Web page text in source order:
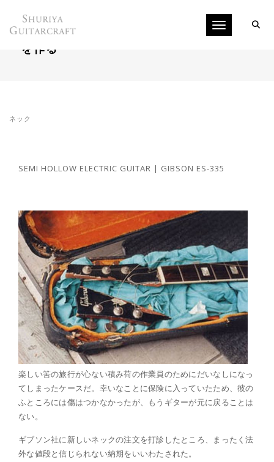
Toggle
ヘッドの修理とオリジナルネックのフルコピ
ーを作る
ネック
SEMI HOLLOW ELECTRIC GUITAR | GIBSON ES-335
楽しい筈の旅行が心ない積み荷の作業員のためにだいなしになっ
てしまったケースだ。幸いなことに保険に入っていたため、彼の
ふところには傷はつかなかったが、もうギターが元に戻ることは
ない。
ギブソン社に新しいネックの注文を打診したところ、まったく法
外な値段と信じられない納期をいいわたされた。